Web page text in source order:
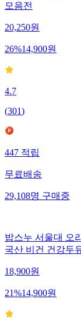
모음전
20,250원
26%14,900원
4.7
(301)
447 적립
무료배송
29,108명 구매중
밥스누 서울대 오
국산 비건 건강두
18,900원
21%14,900원